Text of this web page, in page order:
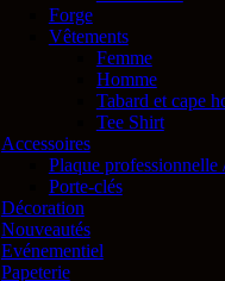
Forge
Vêtements
Femme
Homme
Tabard et cape
Tee Shirt
Accessoires
Plaque
Porte-clés
Décoration
Nouveautés
Evénementiel
Papeterie